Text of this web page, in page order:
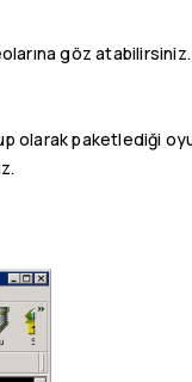
göz atabilirsiniz.
olarak paketlediği